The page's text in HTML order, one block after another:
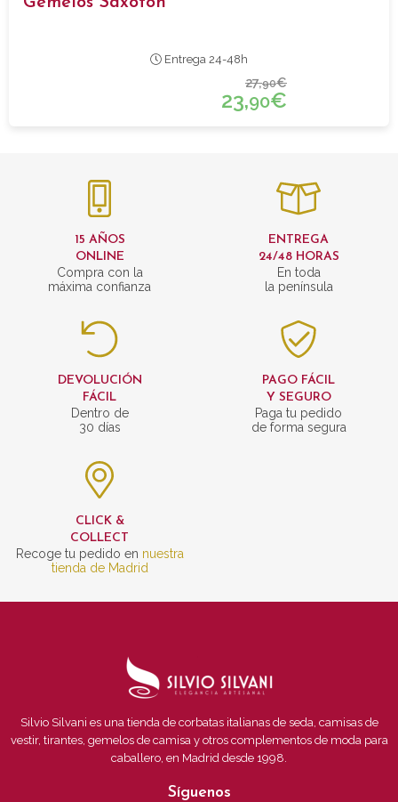
Entrega 24-48h
27,90€
23,90€
15 AÑOS
ONLINE
Compra con la
máxima confianza
ENTREGA
24/48 HORAS
En toda
la península
DEVOLUCIÓN
FÁCIL
Dentro de
30 días
PAGO FÁCIL
Y SEGURO
Paga tu pedido
de forma segura
CLICK &
COLLECT
Recoge tu pedido en nuestra
tienda de Madrid
Silvio Silvani es una tienda de corbatas italianas de seda, camisas de
vestir, tirantes, gemelos de camisa y otros complementos de moda para
caballero, en Madrid desde 1998.
Síguenos